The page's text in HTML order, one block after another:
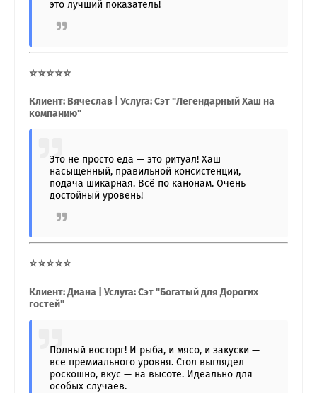
это лучший показатель!
⭐⭐⭐⭐⭐
Клиент: Вячеслав | Услуга: Сэт "Легендарный Хаш на
компанию"
Это не просто еда — это ритуал! Хаш
насыщенный, правильной консистенции,
подача шикарная. Всё по канонам. Очень
достойный уровень!
⭐⭐⭐⭐⭐
Клиент: Диана | Услуга: Сэт "Богатый для Дорогих
гостей"
Полный восторг! И рыба, и мясо, и закуски —
всё премиального уровня. Стол выглядел
роскошно, вкус — на высоте. Идеально для
особых случаев.